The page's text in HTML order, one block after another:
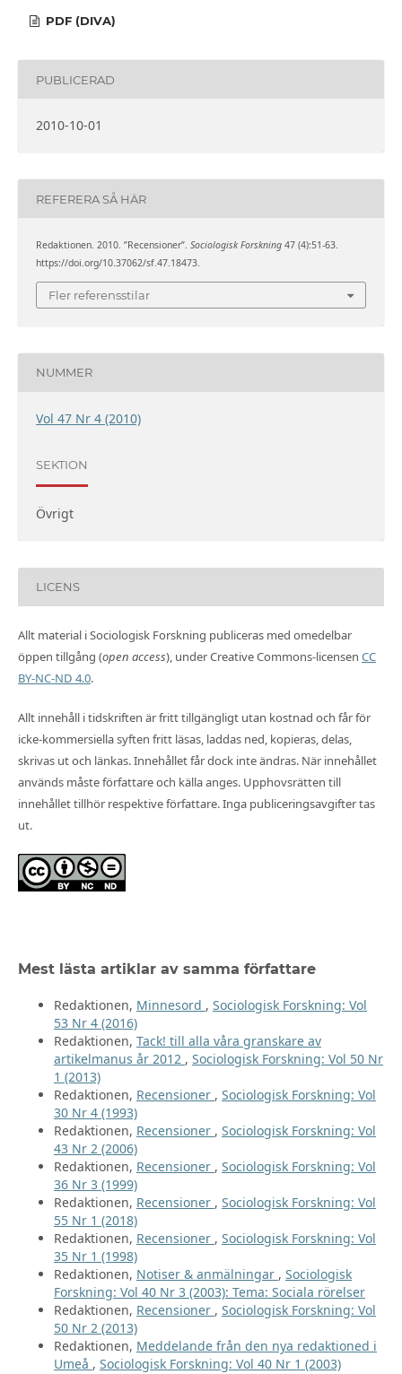
PDF (DIVA)
PUBLICERAD
2010-10-01
REFERERA SÅ HÄR
Redaktionen. 2010. ”Recensioner”. Sociologisk Forskning47 (4):51-63.
https://doi.org/10.37062/sf.47.18473.
Fler referensstilar
NUMMER
Vol 47 Nr 4 (2010)
SEKTION
Övrigt
LICENS
Allt material i Sociologisk Forskning publiceras med omedelbar
öppen tillgång (open access), under Creative Commons-licensen CC
BY-NC-ND 4.0.
Allt innehåll i tidskriften är fritt tillgängligt utan kostnad och får för
icke-kommersiella syften fritt läsas, laddas ned, kopieras, delas,
skrivas ut och länkas. Innehållet får dock inte ändras. När innehållet
används måste författare och källa anges. Upphovsrätten till
innehållet tillhör respektive författare. Inga publiceringsavgifter tas
ut.
Mest lästa artiklar av samma författare
Redaktionen, Minnesord , Sociologisk Forskning: Vol
53 Nr 4 (2016)
Redaktionen, Tack! till alla våra granskare av
artikelmanus år 2012 , Sociologisk Forskning: Vol 50 Nr
1 (2013)
Redaktionen, Recensioner , Sociologisk Forskning: Vol
30 Nr 4 (1993)
Redaktionen, Recensioner , Sociologisk Forskning: Vol
43 Nr 2 (2006)
Redaktionen, Recensioner , Sociologisk Forskning: Vol
36 Nr 3 (1999)
Redaktionen, Recensioner , Sociologisk Forskning: Vol
55 Nr 1 (2018)
Redaktionen, Recensioner , Sociologisk Forskning: Vol
35 Nr 1 (1998)
Redaktionen, Notiser & anmälningar , Sociologisk
Forskning: Vol 40 Nr 3 (2003): Tema: Sociala rörelser
Redaktionen, Recensioner , Sociologisk Forskning: Vol
50 Nr 2 (2013)
Redaktionen, Meddelande från den nya redaktioned i
Umeå , Sociologisk Forskning: Vol 40 Nr 1 (2003)